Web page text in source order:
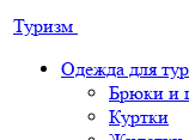
Туризм
Одежда для
Брюки и
Куртки